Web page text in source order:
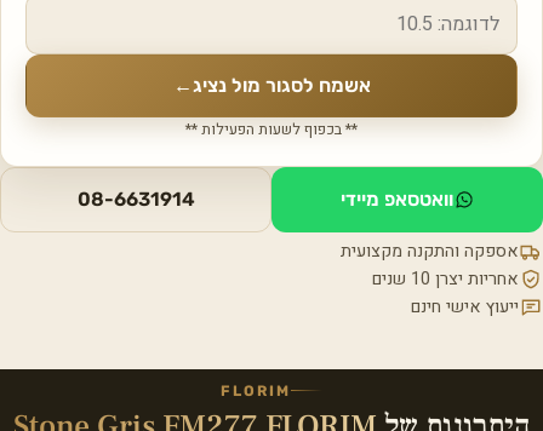
אשמח לסגור מול נציג←
** בכפוף לשעות הפעילות **
וואטסאפ מיידי 08-6631914
אספקה והתקנה מקצועית
אחריות יצרן 10 שנים
ייעוץ אישי חינם
FLORIM